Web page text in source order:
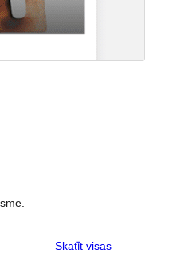
Skatīt visasatsauksmes